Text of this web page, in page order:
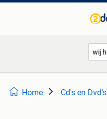
Home Cd's en Dvd's